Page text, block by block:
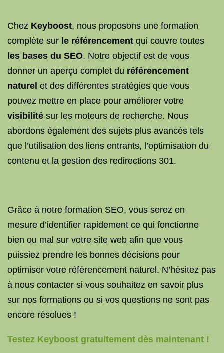
Chez Keyboost, nous proposons une formation
complète sur le référencement qui couvre toutes
les bases du SEO. Notre objectif est de vous
donner un aperçu complet du référencement
naturel et des différentes stratégies que vous
pouvez mettre en place pour améliorer votre
visibilité sur les moteurs de recherche. Nous
abordons également des sujets plus avancés tels
que l’utilisation des liens entrants, l’optimisation du
contenu et la gestion des redirections 301.
Grâce à notre formation SEO, vous serez en
mesure d’identifier rapidement ce qui fonctionne
bien ou mal sur votre site web afin que vous
puissiez prendre les bonnes décisions pour
optimiser votre référencement naturel. N’hésitez pas
à nous contacter si vous souhaitez en savoir plus
sur nos formations ou si vos questions ne sont pas
encore résolues !
Testez Keyboost gratuitement dès maintenant !